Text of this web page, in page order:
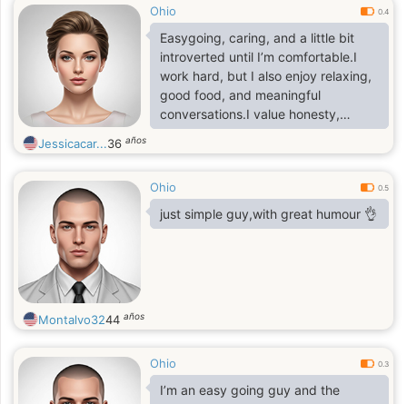
Ohio 0.4
Easygoing, caring, and a little bit
introverted until I’m comfortable.I
work hard, but I also enjoy relaxing,
good food, and meaningful
conversations.I value honesty,
respect, and consistency.Looking
for something real no games, no
Jessicacar...36 años
Ohio 0.5
just simple guy,with great humour 👌
Montalvo3244 años
Ohio 0.3
I’m an easy going guy and the